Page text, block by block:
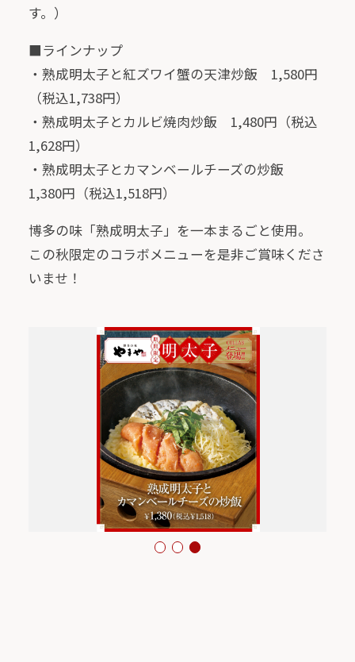
す。）
■ラインナップ
・熟成明太子と紅ズワイ蟹の天津炒飯 1,580円
（税込1,738円）
・熟成明太子とカルビ焼肉炒飯 1,480円（税込
1,628円）
・熟成明太子とカマンベールチーズの炒飯
1,380円（税込1,518円）
博多の味「熟成明太子」を一本まるごと使用。
この秋限定のコラボメニューを是非ご賞味くださ
いませ！
1 2 3